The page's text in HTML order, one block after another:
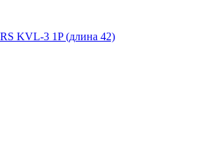
KVL-3 1P (длина 42)